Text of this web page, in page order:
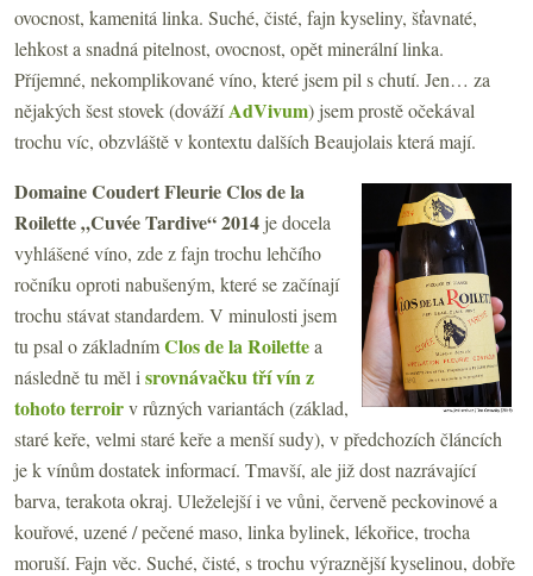
ovocnost, kamenitá linka. Suché, čisté, fajn kyseliny, šťavnaté,
lehkost a snadná pitelnost, ovocnost, opět minerální linka.
Příjemné, nekomplikované víno, které jsem pil s chutí. Jen… za
nějakých šest stovek (dovážíAdVivum) jsem prostě očekával
trochu víc, obzvláště v kontextu dalších Beaujolais která mají.
Domaine Coudert Fleurie Clos de la
Roilette „Cuvée Tardive“ 2014 je docela
vyhlášené víno, zde z fajn trochu lehčího
ročníku oproti nabušeným, které se začínají
trochu stávat standardem. V minulosti jsem
tu psal o základnímClos de la Roilettea
následně tu měl i srovnávačku tří vín z
tohoto terroirv různých variantách (základ,
staré keře, velmi staré keře a menší sudy), v předchozích článcích
je k vínům dostatek informací. Tmavší, ale již dost nazrávající
barva, terakota okraj. Uleželejší i ve vůni, červeně peckovinové a
kouřové, uzené / pečené maso, linka bylinek, lékořice, trocha
moruší. Fajn věc. Suché, čisté, s trochu výraznější kyselinou, dobře